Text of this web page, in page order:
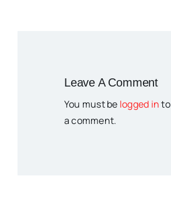
Leave A Comment
You must be logged in
a comment.